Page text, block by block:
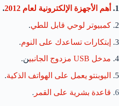
1. أهم الأجهزة الإلكترونية لعام 2012
.
2. كمبيوتر لوحي قابل للطي.
3.
إبتكارات تساعدك على النوم.
4. مدخل USB مزدوج الجانبي
ن.
5.
اليوبنتو يعمل على الهواتف الذكية.
6. قاعدة بشرية على القمر .